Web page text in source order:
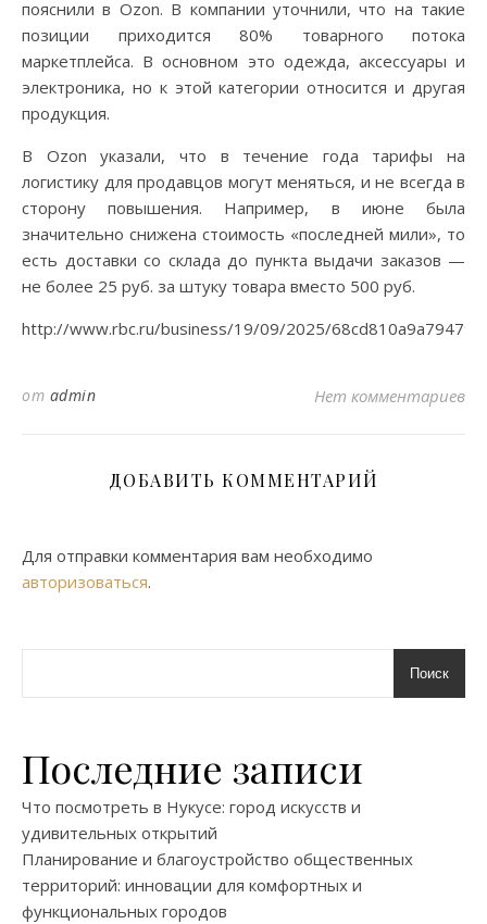
пояснили в Ozon. В компании уточнили, что на такие
позиции приходится 80% товарного потока
маркетплейса. В основном это одежда, аксессуары и
электроника, но к этой категории относится и другая
продукция.
В Ozon указали, что в течение года тарифы на
логистику для продавцов могут меняться, и не всегда в
сторону повышения. Например, в июне была
значительно снижена стоимость «последней мили», то
есть доставки со склада до пункта выдачи заказов —
не более 25 руб. за штуку товара вместо 500 руб.
http://www.rbc.ru/business/19/09/2025/
от admin Нет комментариев
ДОБАВИТЬ КОММЕНТАРИЙ
Для отправки комментария вам необходимо
авторизоваться.
Поиск
Последние записи
Что посмотреть в Нукусе: город искусств и
удивительных открытий
Планирование и благоустройство общественных
территорий: инновации для комфортных и
функциональных городов